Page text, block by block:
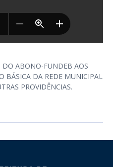
DO ABONO-FUNDEB AOS
BÁSICA DA REDE MUNICIPAL
PROVIDÊNCIAS.